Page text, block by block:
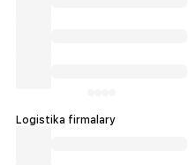
Logistika firmalary